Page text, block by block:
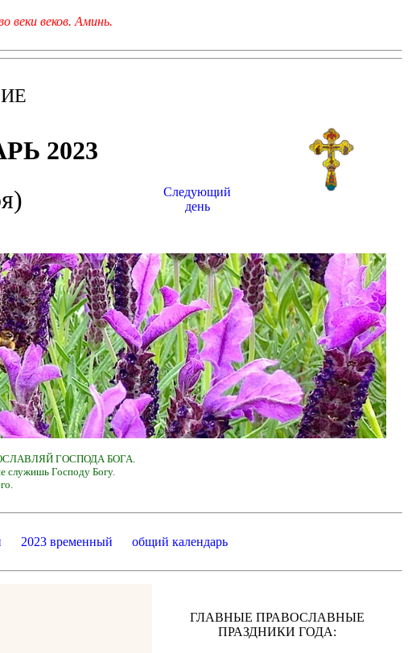
веки веков. Аминь.
2023
Следующий
день
ГОСПОДА БОГА.
служишь Господу Богу.
2023 временный общий календарь
ГЛАВНЫЕ ПРАВОСЛАВНЫЕ
ПРАЗДНИКИ ГОДА: